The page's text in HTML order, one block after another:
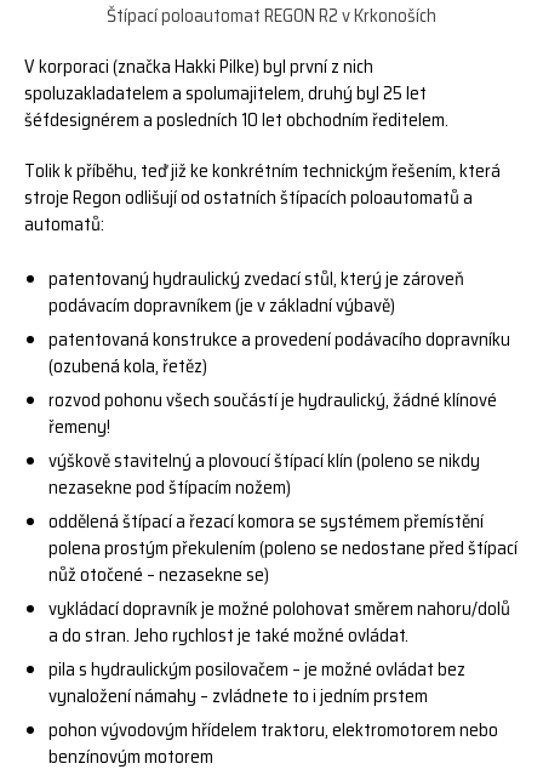
Štípací poloautomat REGON R2 v Krkonoších
V korporaci (značka Hakki Pilke) byl první z nich
spoluzakladatelem a spolumajitelem, druhý byl 25 let
šéfdesignérem a posledních 10 let obchodním ředitelem.
Tolik k příběhu, teď již ke konkrétním technickým řešením, která
stroje Regon odlišují od ostatních štípacích poloautomatů a
automatů:
patentovaný hydraulický zvedací stůl, který je zároveň
podávacím dopravníkem (je v základní výbavě)
patentovaná konstrukce a provedení podávacího dopravníku
(ozubená kola, řetěz)
rozvod pohonu všech součástí je hydraulický, žádné klínové
řemeny!
výškově stavitelný a plovoucí štípací klín (poleno se nikdy
nezasekne pod štípacím nožem)
oddělená štípací a řezací komora se systémem přemístění
polena prostým překulením (poleno se nedostane před štípací
nůž otočené – nezasekne se)
vykládací dopravník je možné polohovat směrem nahoru/dolů
a do stran. Jeho rychlost je také možné ovládat.
pila s hydraulickým posilovačem – je možné ovládat bez
vynaložení námahy – zvládnete to i jedním prstem
pohon vývodovým hřídelem traktoru, elektromotorem nebo
benzínovým motorem